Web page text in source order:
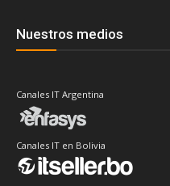
Nuestros medios
Canales IT Argentina
Canales IT en Bolivia